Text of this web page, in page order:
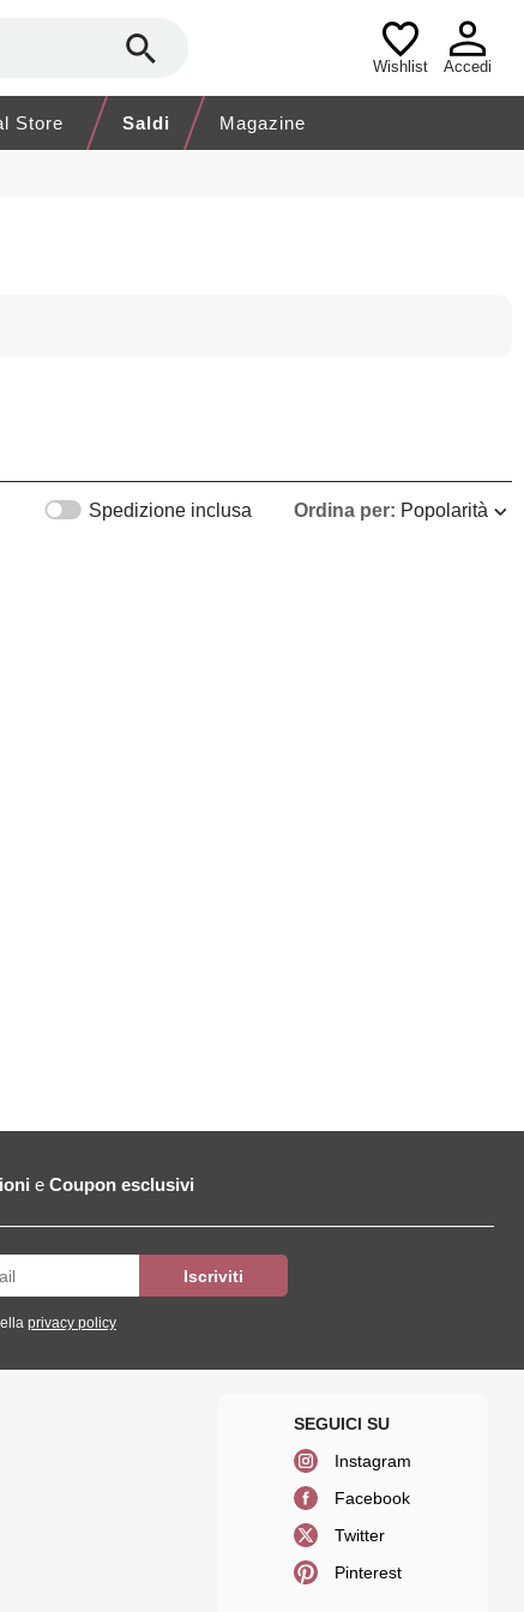
Wishlist Accedi
Store Saldi Magazine
Ordina per: Popolarità
Spedizione inclusa
e Coupon esclusivi
privacy policy
Instagram
Facebook
Twitter
Pinterest